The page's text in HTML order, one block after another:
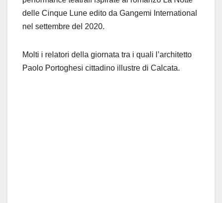
delle Cinque Lune edito da Gangemi International
nel settembre del 2020.
Molti i relatori della giornata tra i quali l’architetto
Paolo Portoghesi cittadino illustre di Calcata.